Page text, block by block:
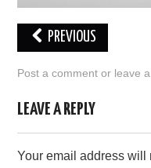
PREVIOUS
Post a comment or leave
LEAVE A REPLY
Your email address will